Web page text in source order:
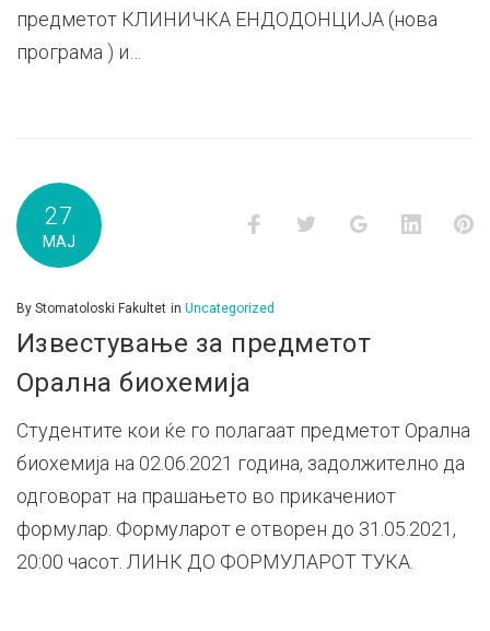
предметот КЛИНИЧКА ЕНДОДОНЦИЈА (нова
програма ) и…
27
МАЈ
FacebookTwitter Google+
By Stomatoloski Fakultet in Uncategorized
Известување за предметот
Орална биохемија
Студентите кои ќе го полагаат предметот Орална
биохемија на 02.06.2021 година, задолжително да
одговорат на прашањето во прикачениот
формулар. Формуларот е отворен до 31.05.2021,
20:00 часот. ЛИНК ДО ФОРМУЛАРОТ ТУКА.